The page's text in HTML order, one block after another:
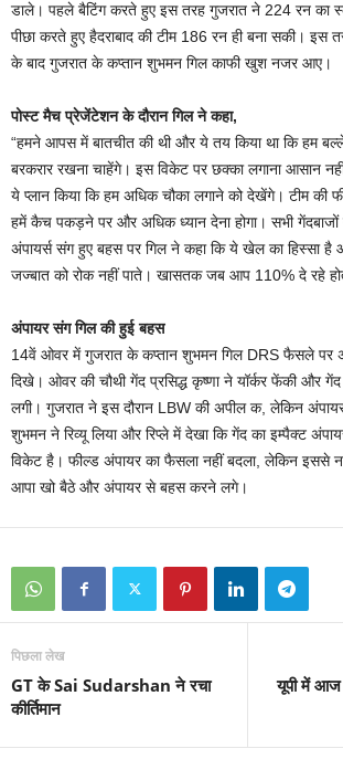
डाले। पहले बैटिंग करते हुए इस तरह गुजरात ने 224 रन का
पीछा करते हुए हैदराबाद की टीम 186 रन ही बना सकी।
के बाद गुजरात के कप्तान शुभमन गिल काफी खुश नजर आए।
पोस्ट मैच प्रेजेंटेशन के दौरान गिल ने कहा,
“हमने आपस में बातचीत की थी और ये तय किया था कि हम
बरकरार रखना चाहेंगे। इस विकेट पर छक्का लगाना आसान
ये प्लान किया कि हम अधिक चौका लगाने को देखेंगे। टीम की
हमें कैच पकड़ने पर और अधिक ध्यान देना होगा। सभी गेंदबाजों
अंपायर्स संग हुए बहस पर गिल ने कहा कि ये खेल का हिस्सा
जज्बात को रोक नहीं पाते। खासतक जब आप 110% दे रहे
अंपायर संग गिल की हुई बहस
14वें ओवर में गुजरात के कप्तान शुभमन गिल DRS फैसले पर
दिखे। ओवर की चौथी गेंद प्रसिद्ध कृष्णा ने यॉर्कर फेंकी और
लगी। गुजरात ने इस दौरान LBW की अपील क, लेकिन
शुभमन ने रिव्यू लिया और रिप्ले में देखा कि गेंद का इम्पैक्ट
विकेट है। फील्ड अंपायर का फैसला नहीं बदला, लेकिन इससे
आपा खो बैठे और अंपायर से बहस करने लगे।
पिछला लेख
GT के Sai Sudarshan ने रचा
कीर्तिमान
यूपी में आज